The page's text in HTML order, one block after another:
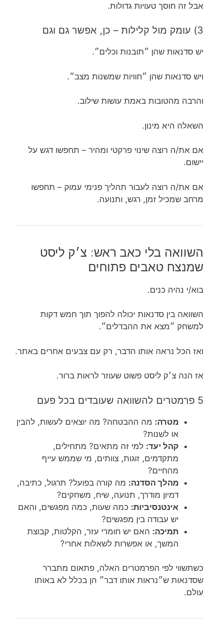
אבל זה חוסך טעויות גדולות.
3) עומק מול קלילות – כן, אפשר גם וגם
יש סדנאות שהן ״תובנות וכלים״.
ויש סדנאות שהן ״חוויות שמשנות מצב״.
והרבה מהטובות באמת עושות שילוב.
השאלה היא מינון.
אם את/ה רוצה שינוי פרקטי ומהיר – תחפשו דגש על
יישום.
אם את/ה רוצה לעבור תהליך פנימי עמוק – תחפשו
מרחב שמכיל זמן, רגש, ותנועה.
השוואה בלי כאב ראש: צ׳ק ליסט
שמנצח טאבים פתוחים
בוא/י נהיה כנים.
השוואה בין סדנאות יכולה להפוך תוך חמש דקות
למשחק ״מצא את ההבדלים״.
ואז הכל נראה אותו הדבר, רק עם צבעים אחרים באתר.
אז הנה צ׳ק ליסט פשוט שעוזר לראות ברור.
5 פרמטרים להשוואה שעובדים בכל פעם
מטרה: מה ההבטחה? מה יוצאים לעשות, להבין
או לשנות?
קהל יעד: למי זה מתאים? מתחילים,
מתקדמים, זוגות, צוותים, מי שממש עייף
מהחיים?
מהלך הסדנה: מה קורה בפועל? תרגול, כתיבה,
דמיון מודרך, תנועה, שיח, משחקים?
אינטנסיביות: כמה שעות, כמה מפגשים, והאם
יש עבודה בין מפגשים?
תמיכה: האם יש חומרי עזר, הקלטות, קבוצת
המשך, או אפשרות לשאלות אחרי?
כשתשווי לפי הפרמטרים האלה, פתאום מתברר
שסדנאות ש״נראות אותו דבר״ הן בכלל לא באותו
עולם.